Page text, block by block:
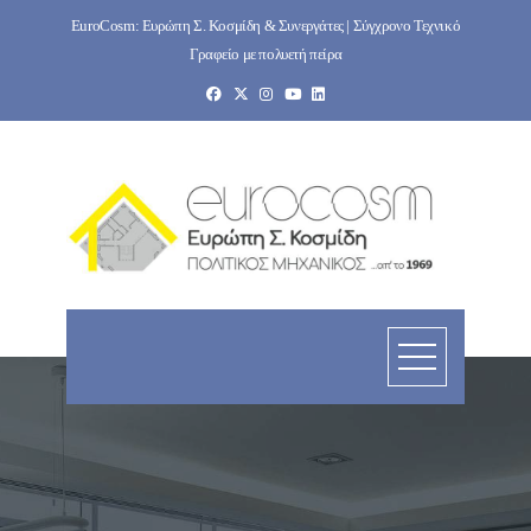
EuroCosm: Ευρώπη Σ. Κοσμίδη & Συνεργάτες | Σύγχρονο Τεχνικό
Γραφείο με πολυετή πείρα